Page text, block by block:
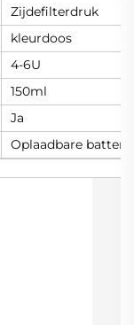
Zijdefilterdruk
kleurdoos
4-6U
150ml
Ja
Oplaadbare batterij